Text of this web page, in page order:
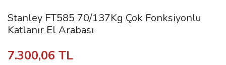
Stanley FT585 70/137Kg Çok Fonksiyonlu
Katlanır El Arabası
7.300,06 TL